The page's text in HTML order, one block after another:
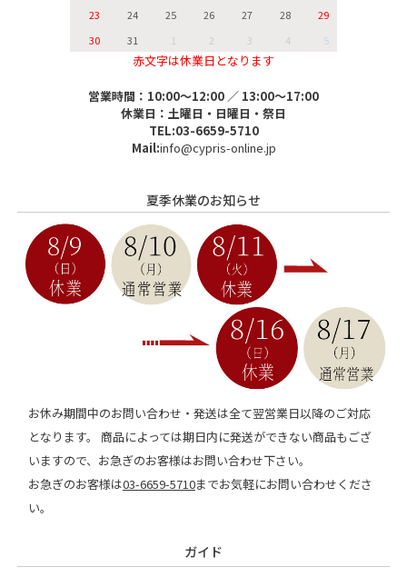
23
24 25 26 27 28
29
30
31 1 2 3 4 5
赤文字は休業日となります
営業時間：10:00～12:00 ／ 13:00～17:00
休業日：土曜日・日曜日・祭日
TEL:03-6659-5710
Mail:info@cypris-online.jp
夏季休業のお知らせ
お休み期間中のお問い合わせ・発送は全て翌営業日以降のご対応
となります。 商品によっては期日内に発送ができない商品もござ
いますので、お急ぎのお客様はお問い合わせ下さい。
お急ぎのお客様は03-6659-5710までお気軽にお問い合わせくださ
い。
ガイド